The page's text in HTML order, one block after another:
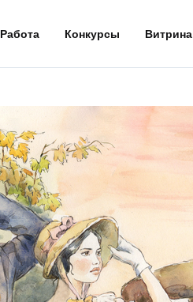
Работа Конкурсы Витрина